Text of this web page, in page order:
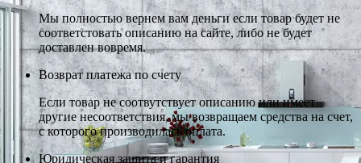
Мы полностью вернем вам деньги если товар будет не
соответстовать описанию на сайте, либо не будет
доставлен вовремя.
Возврат платежа по счету
Если товар не соотвутствует описанию или имеет
другие несоответствия, мы возвращаем средства на счет,
с которого производилась оплата.
Юридическая защита и гарантия